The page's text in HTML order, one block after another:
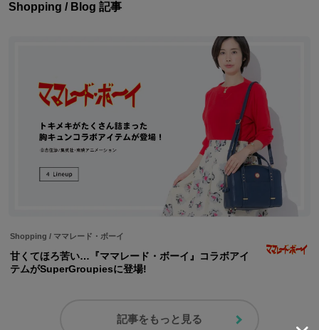
Shopping / Blog 記事
Shopping / ママレード・ボーイ
甘くてほろ苦い…『ママレード・ボーイ』コラボアイ
テムがSuperGroupiesに登場!
記事をもっと見る